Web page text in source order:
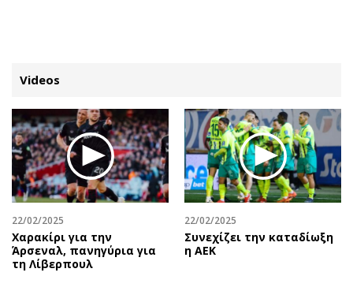
ΚΑΤΗΓΟΡΙΕΣ ΣΥΝΔΕΣΗ
Κύπρος
Παιδεία
Υγεία
Πολιτική
Βουλευτικές 2026
Απόψεις
Αρθρογραφία
The Hill
Υγεία
Αγγελίες
Videos
22/02/2025
Χαρακίρι για την
Άρσεναλ, πανηγύρια για
τη Λίβερπουλ
22/02/2025
Συνεχίζει την καταδίωξη
η ΑΕΚ